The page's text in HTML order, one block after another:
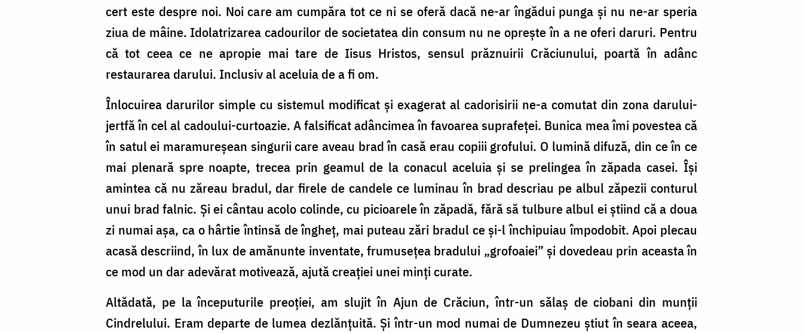
cert este despre noi. Noi care am cumpăra tot ce ni se oferă dacă ne-ar îngădui punga și nu ne-ar speria
ziua de mâine. Idolatrizarea cadourilor de societatea din consum nu ne oprește în a ne oferi daruri. Pentru
că tot ceea ce ne apropie mai tare de Iisus Hristos, sensul prăznuirii Crăciunului, poartă în adânc
restaurarea darului. Inclusiv al aceluia de a fi om.
Înlocuirea darurilor simple cu sistemul modificat și exagerat al cadorisirii ne-a comutat din zona darului-
jertfă în cel al cadoului-curtoazie. A falsificat adâncimea în favoarea suprafeței. Bunica mea îmi povestea că
în satul ei maramureșean singurii care aveau brad în casă erau copiii grofului. O lumină difuză, din ce în ce
mai plenară spre noapte, trecea prin geamul de la conacul aceluia și se prelingea în zăpada casei. Își
amintea că nu zăreau bradul, dar firele de candele ce luminau în brad descriau pe albul zăpezii conturul
unui brad falnic. Și ei cântau acolo colinde, cu picioarele în zăpadă, fără să tulbure albul ei știind că a doua
zi numai așa, ca o hârtie întinsă de îngheț, mai puteau zări bradul ce și-l închipuiau împodobit. Apoi plecau
acasă descriind, în lux de amănunte inventate, frumusețea bradului „grofoaiei” și dovedeau prin aceasta în
ce mod un dar adevărat motivează, ajută creației unei minți curate.
Altădată, pe la începuturile preoției, am slujit în Ajun de Crăciun, într-un sălaș de ciobani din munții
Cindrelului. Eram departe de lumea dezlănțuită. Și într-un mod numai de Dumnezeu știut în seara aceea,